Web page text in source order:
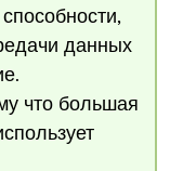
данных
что большая